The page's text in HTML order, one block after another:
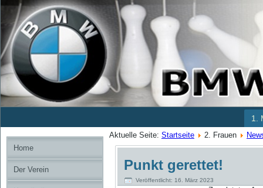
1.
Home
Der Verein
Aktuelle Seite: Startseite 2. Frauen
Punkt gerettet!
Veröffentlicht: 16. März 2023